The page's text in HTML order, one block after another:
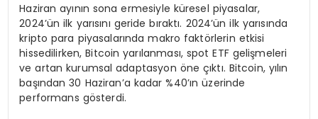
Haziran ayının sona ermesiyle küresel piyasalar,
2024’ün ilk yarısını geride bıraktı. 2024’ün ilk yarısında
kripto para piyasalarında makro faktörlerin etkisi
hissedilirken, Bitcoin yarılanması, spot ETF gelişmeleri
ve artan kurumsal adaptasyon öne çıktı. Bitcoin, yılın
başından 30 Haziran’a kadar %40’ın üzerinde
performans gösterdi.